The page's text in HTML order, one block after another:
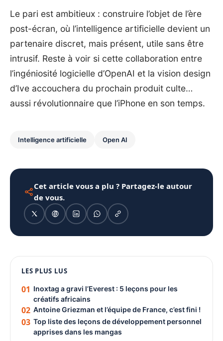
Le pari est ambitieux : construire l’objet de l’ère
post-écran, où l’intelligence artificielle devient un
partenaire discret, mais présent, utile sans être
intrusif. Reste à voir si cette collaboration entre
l’ingéniosité logicielle d’OpenAI et la vision design
d’Ive accouchera du prochain produit culte…
aussi révolutionnaire que l’iPhone en son temps.
Intelligence artificielle Open AI
Cet article vous a plu ? Partagez-le autour
de vous.
PUBLICITÉ
LES PLUS LUS
01 Inoxtag a gravi l’Everest : 5 leçons pour les
créatifs africains
02 Antoine Griezman et l’équipe de France, c’est fini !
03 Top liste des leçons de développement personnel
apprises dans les mangas